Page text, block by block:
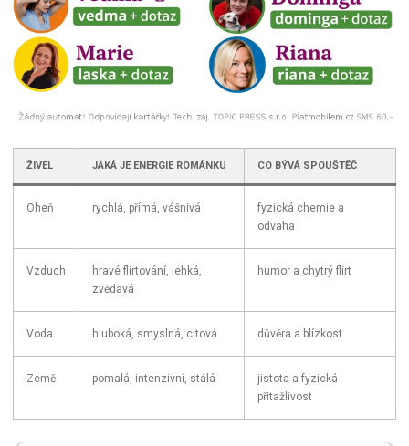
ŽIVEL JAKÁ JE ENERGIE ROMÁNKU CO BÝVÁ SPOUŠTĚČ
Oheň rychlá, přímá, vášnivá
fyzická chemie a
odvaha
Vzduch
hravé flirtování, lehká,
zvědavá
humor a chytrý flirt
Voda hluboká, smyslná, citová důvěra a blízkost
Země pomalá, intenzivní, stálá
jistota a fyzická
přitažlivost